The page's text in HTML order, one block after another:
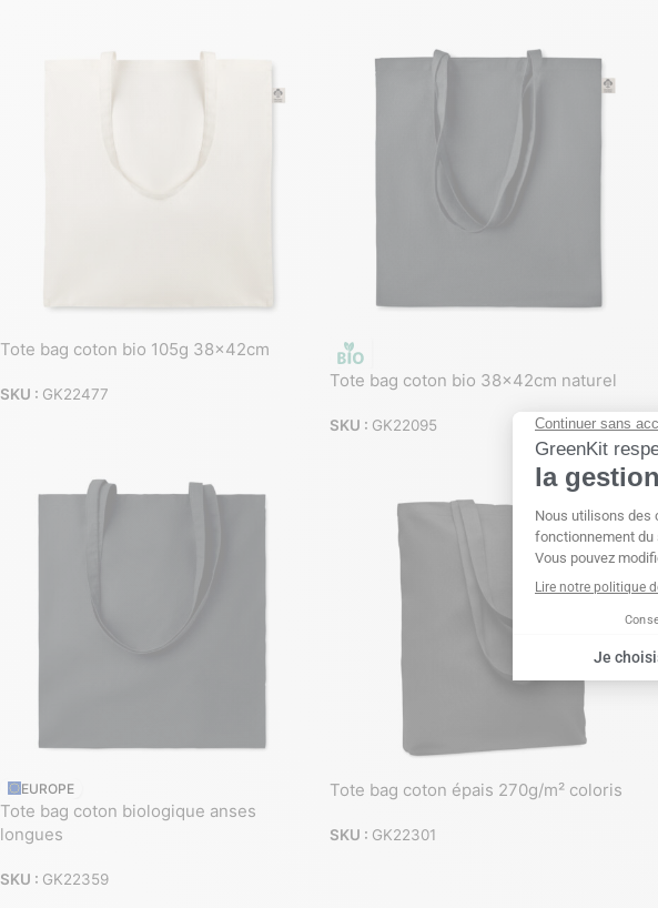
Tote bag coton bio 105g 38x42cm
SKU : GK22477
Tote bag coton bio 38x42cm naturel
SKU : GK22095
EUROPE
Tote bag coton biologique anses
longues
SKU : GK22359
Tote bag coton épais 270g/m² coloris
SKU : GK22301